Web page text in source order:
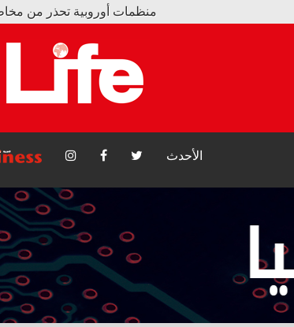
منظمات أوروبية تحذر من مخاطر صحية
الأحدث